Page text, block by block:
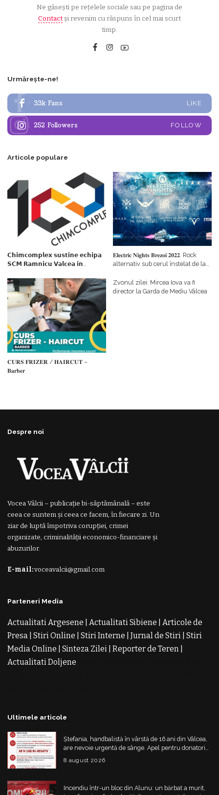
Ne găsești pe rețelele sociale sau pe pagina de
Contactși revenim cu răspuns în cel mai scurt
timp.
Urmărește-ne!
33k Fans LIKE
252 Followers FOLLOW
Articole populare
𝗖𝗵𝗶𝗺𝗰𝗼𝗺𝗽𝗹𝗲𝘅 𝘀𝘂𝘀𝘁𝗶𝗻𝗲 𝗲𝗰𝗵𝗶𝗽𝗮
𝗦𝗖𝗠 𝗥𝗮𝗺𝗻𝗶𝗰𝘂 𝗩𝗮𝗹𝗰𝗲𝗮 𝗶𝗻
𝗳𝗶𝗻𝗮𝗻𝘁𝗮𝘁𝗼𝗿
𝐄𝐥𝐞𝐜𝐭𝐫𝐢𝐜 𝐍𝐢𝐠𝐡𝐭𝐬 𝐁𝐫𝐞𝐳𝐨𝐢 𝟐𝟎𝟐𝟐. Rock
alternativ sub cerul înstelat de la
𝐂𝐔𝐑𝐒 𝐅𝐑𝐈𝐙𝐄𝐑 / 𝐇𝐀𝐈𝐑𝐂𝐔𝐓 –
𝐁𝐚𝐫𝐛𝐞𝐫
Zvonul zilei: Mircea Iova va fi
director la Garda de Mediu Vâlcea
Despre noi
Vocea Vâlcii – publicație bi-săptămânală – este
ceea ce suntem și ceea ce facem, în fiecare zi. Un
ziar de luptă împotriva corupției, crimei
organizate, criminalității economico-financiare și
abuzurilor.
E-mail:voceavalcii@gmail.com
Parteneri Media
Actualitati Argesene Actualitati Sibiene
Articole de
Presa
Stiri Online Stiri Interne Jurnal de Stiri
Stiri
Media Online
Sinteza Zilei Reporter de Teren
Actualitati Doljene
Ultimele articole
Ștefania, handbalistă în vârstă de 16 ani din Vâlcea,
are nevoie urgentă de sânge. Apel pentru donatori
8 august 2026
Incendiu într-un bloc din Alunu: un bărbat a murit,